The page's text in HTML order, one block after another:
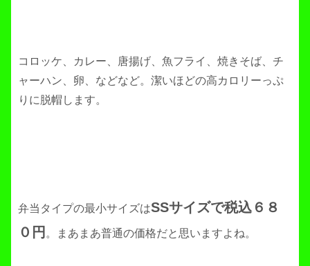
コロッケ、カレー、唐揚げ、魚フライ、焼きそば、チ
ャーハン、卵、などなど。潔いほどの高カロリーっぷ
りに脱帽します。
弁当タイプの最小サイズはSSサイズで税込６８
０円 。まあまあ普通の価格だと思いますよね。